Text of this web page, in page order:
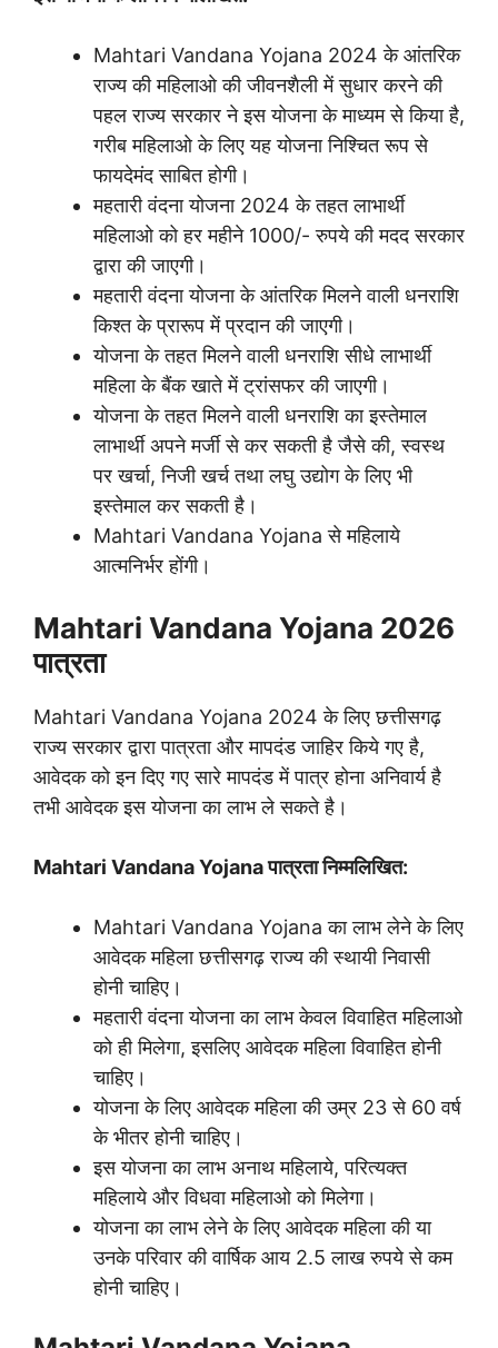
Mahtari Vandana Yojana 2024 के आंतरिक
राज्य की महिलाओ की जीवनशैली में सुधार करने की
पहल राज्य सरकार ने इस योजना के माध्यम से किया है,
गरीब महिलाओ के लिए यह योजना निश्चित रूप से
फायदेमंद साबित होगी।
महतारी वंदना योजना 2024 के तहत लाभार्थी
महिलाओ को हर महीने 1000/- रुपये की मदद सरकार
द्वारा की जाएगी।
महतारी वंदना योजना के आंतरिक मिलने वाली धनराशि
किश्त के प्रारूप में प्रदान की जाएगी।
योजना के तहत मिलने वाली धनराशि सीधे लाभार्थी
महिला के बैंक खाते में ट्रांसफर की जाएगी।
योजना के तहत मिलने वाली धनराशि का इस्तेमाल
लाभार्थी अपने मर्जी से कर सकती है जैसे की, स्वस्थ
पर खर्चा, निजी खर्च तथा लघु उद्योग के लिए भी
इस्तेमाल कर सकती है।
Mahtari Vandana Yojana से महिलाये
आत्मनिर्भर होंगी।
Mahtari Vandana Yojana 2026
पात्रता
Mahtari Vandana Yojana 2024 के लिए छत्तीसगढ़
राज्य सरकार द्वारा पात्रता और मापदंड जाहिर किये गए है,
आवेदक को इन दिए गए सारे मापदंड में पात्र होना अनिवार्य है
तभी आवेदक इस योजना का लाभ ले सकते है।
Mahtari Vandana Yojana पात्रता निम्मलिखित:
Mahtari Vandana Yojana का लाभ लेने के लिए
आवेदक महिला छत्तीसगढ़ राज्य की स्थायी निवासी
होनी चाहिए।
महतारी वंदना योजना का लाभ केवल विवाहित महिलाओ
को ही मिलेगा, इसलिए आवेदक महिला विवाहित होनी
चाहिए।
योजना के लिए आवेदक महिला की उम्र 23 से 60 वर्ष
के भीतर होनी चाहिए।
इस योजना का लाभ अनाथ महिलाये, परित्यक्त
महिलाये और विधवा महिलाओ को मिलेगा।
योजना का लाभ लेने के लिए आवेदक महिला की या
उनके परिवार की वार्षिक आय 2.5 लाख रुपये से कम
होनी चाहिए।